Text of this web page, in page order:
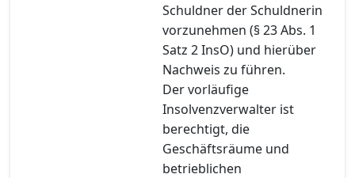
Schuldner der Schuldnerin
vorzunehmen (§ 23 Abs. 1
Satz 2 InsO) und hierüber
Nachweis zu führen.
Der vorläufige
Insolvenzverwalter ist
berechtigt, die
Geschäftsräume und
betrieblichen